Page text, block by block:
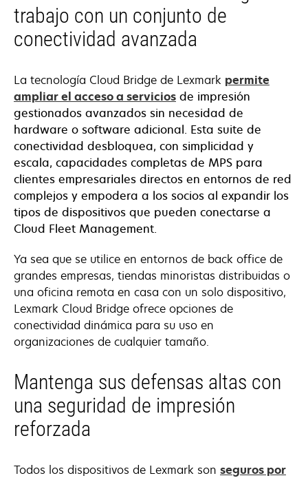
trabajo con un conjunto de
conectividad avanzada
La tecnología Cloud Bridge de Lexmark permite
ampliar el acceso a servicios de impresión
gestionados avanzados sin necesidad de
hardware o software adicional. Esta suite de
conectividad desbloquea, con simplicidad y
escala, capacidades completas de MPS para
clientes empresariales directos en entornos de red
complejos y empodera a los socios al expandir los
tipos de dispositivos que pueden conectarse a
Cloud Fleet Management.
Ya sea que se utilice en entornos de back office de
grandes empresas, tiendas minoristas distribuidas o
una oficina remota en casa con un solo dispositivo,
Lexmark Cloud Bridge ofrece opciones de
conectividad dinámica para su uso en
organizaciones de cualquier tamaño.
Mantenga sus defensas altas con
una seguridad de impresión
reforzada
Todos los dispositivos de Lexmark son seguros por